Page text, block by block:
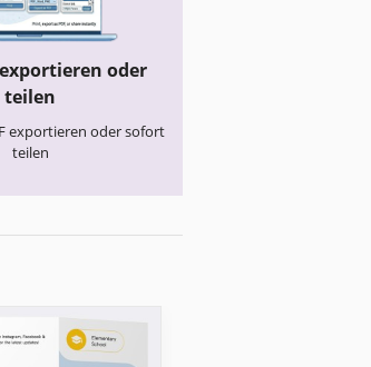
oder
teilen
exportieren oder sofort
teilen